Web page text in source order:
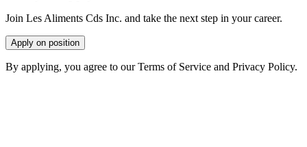
Join Les Aliments Cds Inc. and take the next step in your career.
Apply on position
By applying, you agree to our Terms of Service and Privacy Policy.